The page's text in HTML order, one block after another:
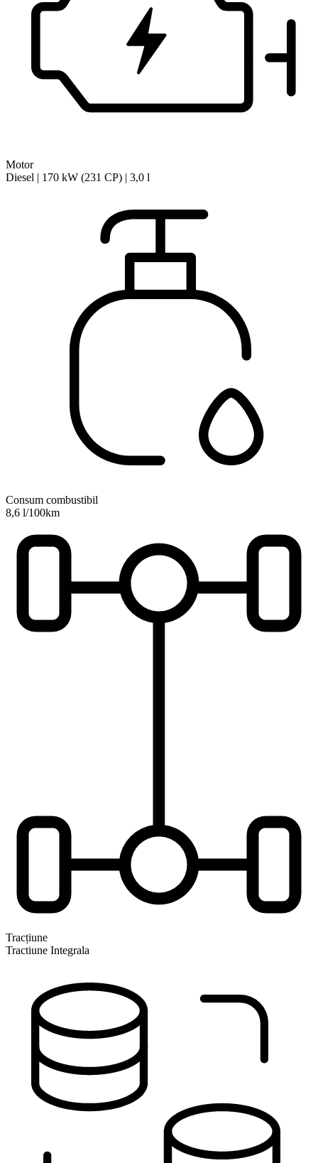
Motor
Diesel | 170 kW (231 CP) | 3,0 l
Consum combustibil
8,6 l/100km
Tracțiune
Tractiune Integrala